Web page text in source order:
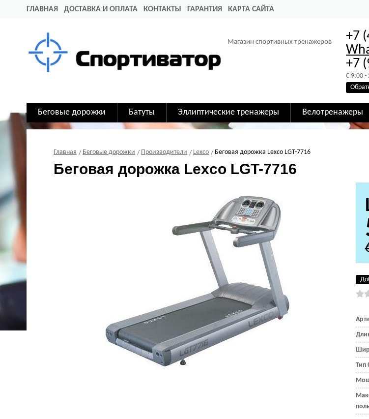
ГЛАВНАЯ ДОСТАВКА И ОПЛАТА КОНТАКТЫ ГАРАНТИЯ КАРТА САЙТА
Магазин спортивных тренажеров
+7
+7
C 9:00 -
Беговые дорожки Батуты Эллиптические тренажеры Велотренажеры
Главная Беговые дорожки Производители Lexco Беговая дорожка Lexco LGT-7716
Беговая дорожка Lexco LGT-7716
Тип